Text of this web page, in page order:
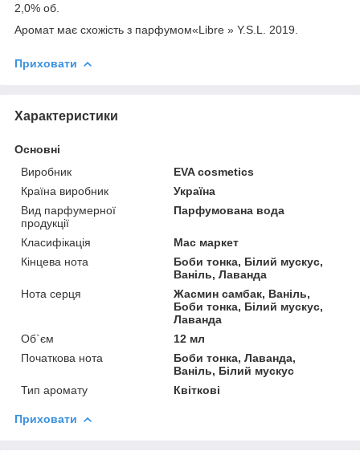
2,0% об.
Аромат має схожість з парфумом«Libre » Y.S.L. 2019.
Приховати
Характеристики
Основні
Виробник
EVA cosmetics
Країна виробник
Україна
Вид парфумерної
продукції
Парфумована вода
Класифікація
Мас маркет
Кінцева нота
Боби тонка, Білий мускус,
Ваніль, Лаванда
Нота серця
Жасмин самбак, Ваніль,
Боби тонка, Білий мускус,
Лаванда
Об`єм
12 мл
Початкова нота
Боби тонка, Лаванда,
Ваніль, Білий мускус
Тип аромату
Квіткові
Приховати